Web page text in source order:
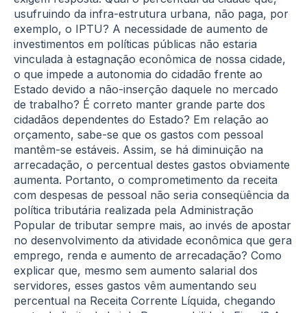
usufruindo da infra-estrutura urbana, não paga, por
exemplo, o IPTU? A necessidade de aumento de
investimentos em políticas públicas não estaria
vinculada à estagnação econômica de nossa cidade,
o que impede a autonomia do cidadão frente ao
Estado devido a não-inserção daquele no mercado
de trabalho? É correto manter grande parte dos
cidadãos dependentes do Estado? Em relação ao
orçamento, sabe-se que os gastos com pessoal
mantêm-se estáveis. Assim, se há diminuição na
arrecadação, o percentual destes gastos obviamente
aumenta. Portanto, o comprometimento da receita
com despesas de pessoal não seria conseqüência da
política tributária realizada pela Administração
Popular de tributar sempre mais, ao invés de apostar
no desenvolvimento da atividade econômica que gera
emprego, renda e aumento de arrecadação? Como
explicar que, mesmo sem aumento salarial dos
servidores, esses gastos vêm aumentando seu
percentual na Receita Corrente Líquida, chegando